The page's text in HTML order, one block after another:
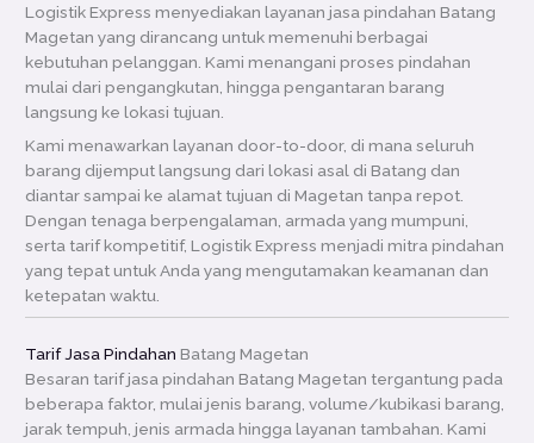
Logistik Express menyediakan layanan jasa pindahan Batang
Magetan yang dirancang untuk memenuhi berbagai
kebutuhan pelanggan. Kami menangani proses pindahan
mulai dari pengangkutan, hingga pengantaran barang
langsung ke lokasi tujuan.
Kami menawarkan layanan door-to-door, di mana seluruh
barang dijemput langsung dari lokasi asal di Batang dan
diantar sampai ke alamat tujuan di Magetan tanpa repot.
Dengan tenaga berpengalaman, armada yang mumpuni,
serta tarif kompetitif, Logistik Express menjadi mitra pindahan
yang tepat untuk Anda yang mengutamakan keamanan dan
ketepatan waktu.
Tarif Jasa Pindahan Batang Magetan
Besaran tarif jasa pindahan Batang Magetan tergantung pada
beberapa faktor, mulai jenis barang, volume/kubikasi barang,
jarak tempuh, jenis armada hingga layanan tambahan. Kami